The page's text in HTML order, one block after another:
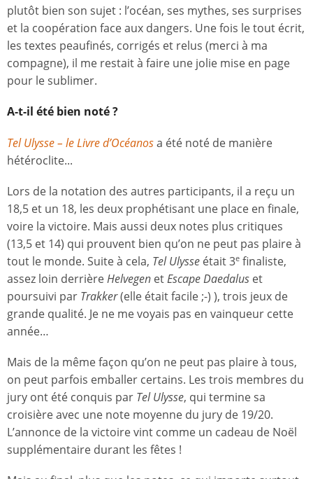
plutôt bien son sujet : l’océan, ses mythes, ses surprises
et la coopération face aux dangers. Une fois le tout écrit,
les textes peaufinés, corrigés et relus (merci à ma
compagne), il me restait à faire une jolie mise en page
pour le sublimer.
A-t-il été bien noté ?
Tel Ulysse – le Livre d’Océanosa été noté de manière
hétéroclite...
Lors de la notation des autres participants, il a reçu un
18,5 et un 18, les deux prophétisant une place en finale,
voire la victoire. Mais aussi deux notes plus critiques
(13,5 et 14) qui prouvent bien qu’on ne peut pas plaire à
tout le monde. Suite à cela, Tel Ulysse était 3e finaliste,
assez loin derrièreHelvegen etEscape Daedalus et
poursuivi par Trakker(elle était facile ;-) ), trois jeux de
grande qualité. Je ne me voyais pas en vainqueur cette
année…
Mais de la même façon qu’on ne peut pas plaire à tous,
on peut parfois emballer certains. Les trois membres du
jury ont été conquis par Tel Ulysse, qui termine sa
croisière avec une note moyenne du jury de 19/20.
L’annonce de la victoire vint comme un cadeau de Noël
supplémentaire durant les fêtes !